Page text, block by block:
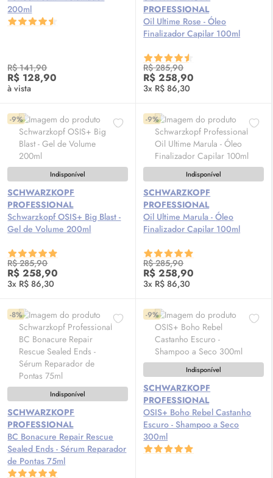
200ml
R$ 141,90
R$ 128,90
à vista
PROFESSIONAL
Oil Ultime Rose - Óleo
Finalizador Capilar 100ml
R$ 285,90
R$ 258,90
3x R$ 86,30
-9%
Indisponível
SCHWARZKOPF
PROFESSIONAL
Schwarzkopf OSIS+ Big Blast -
Gel de Volume 200ml
R$ 285,90
R$ 258,90
3x R$ 86,30
-9%
Indisponível
SCHWARZKOPF
PROFESSIONAL
Oil Ultime Marula - Óleo
Finalizador Capilar 100ml
R$ 285,90
R$ 258,90
3x R$ 86,30
-8%
Indisponível
SCHWARZKOPF
PROFESSIONAL
BC Bonacure Repair Rescue
Sealed Ends -Sérum Reparador
de Pontas 75ml
-9%
Indisponível
SCHWARZKOPF
PROFESSIONAL
OSIS+ Boho Rebel Castanho
Escuro - Shampoo a Seco
300ml